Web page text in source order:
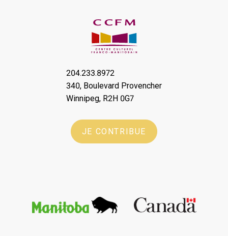
204.233.8972
340, Boulevard Provencher
Winnipeg, R2H 0G7
JE CONTRIBUE